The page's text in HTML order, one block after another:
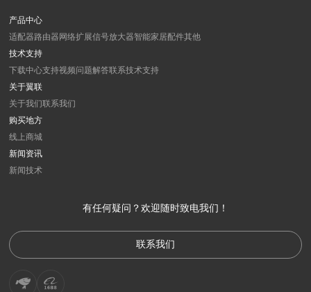
产品中心
适配器路由器 网络扩展信号放大器智能家居配件其他
技术支持
下载中心支持视频问题解答联系技术支持
关于翼联
关于我们联系我们
购买地方
线上商城
新闻资讯
新闻技术
有任何疑问？欢迎随时致电我们！
联系我们